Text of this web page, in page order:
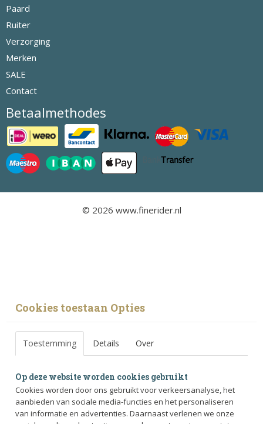
Paard
Ruiter
Verzorging
Merken
SALE
Contact
Betaalmethodes
© 2026 www.finerider.nl
Cookies toestaan Opties
Toestemming Details Over
Op deze website worden cookies gebruikt
Cookies worden door ons gebruikt voor verkeersanalyse, het
aanbieden van sociale media-functies en het personaliseren
van informatie en advertenties. Daarnaast verlenen we onze